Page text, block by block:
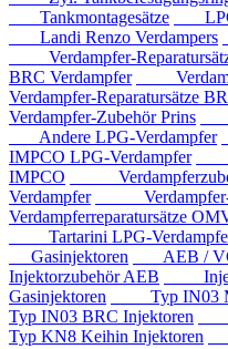
Tankmontagesätze
Landi Renzo Verdampers
Verdampfer-
BRC Verdampfer
Verdampfer-Reparatursätze
Verdampfer-Zubehör Prins
Andere LPG-Verdampfer
IMPCO LPG-Verdampfer
IMPCO
Verdampfer
Verdampfer-
Verdampferreparatursätze
Tartarini LPG-
Gasinjektoren
AEB /
Injektorzubehör AEB
Gasinjektoren
Typ IN03
Typ IN03 BRC Injektoren
Typ KN8 Keihin Injektoren